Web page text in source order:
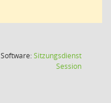
Software:Sitzungsdienst
Session(Wird in